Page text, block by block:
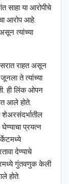
या आरोपीचे
आरोप आहे.
त्यांच्या
राहत असून
ते त्यांच्या
ही लिंक ओपन
आले होते.
शेअरसंदर्भातील
घेण्याचा प्रयत्न
देण्याचे
गुंतवणुक केली
होते.